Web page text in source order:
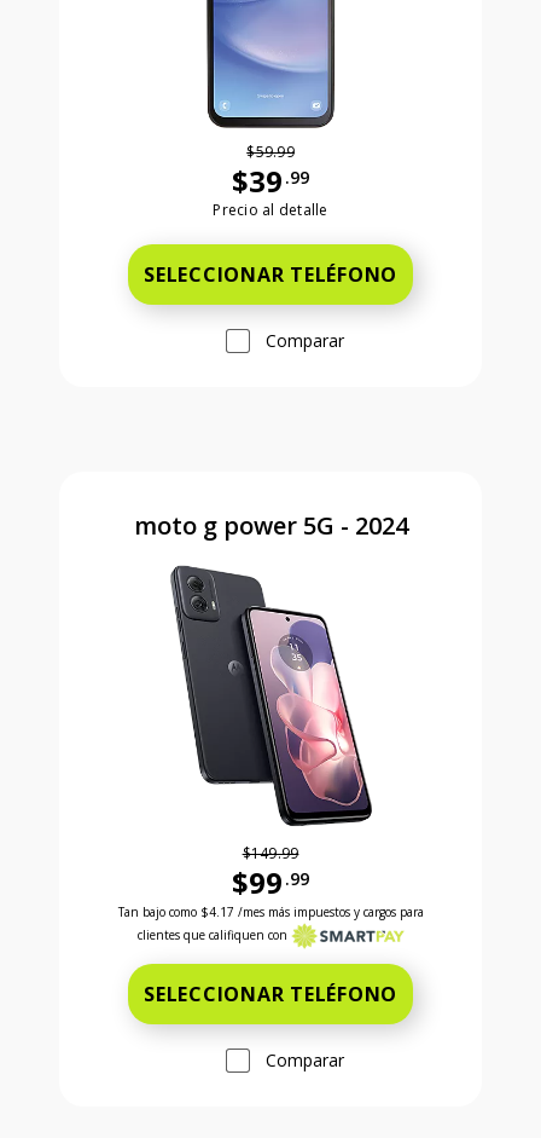
$59.99
$39 .99
Antes el precio era 59 dollars and
Precio al detalle
SELECCIONAR TELÉFONO
Comparar
moto g power 5G - 2024
$149.99
$99 .99
Antes el precio era 149 dollars and 99 cents
Tan bajo como $4.17 /mes más impuestos y cargos para
clientes que califiquen con
SELECCIONAR TELÉFONO
Comparar